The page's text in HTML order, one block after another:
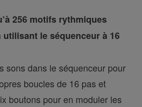
256 motifs rythmiques
utilisant le séquenceur à 16
sons dans le séquenceur pour
boucles de 16 pas et
boutons pour en moduler les